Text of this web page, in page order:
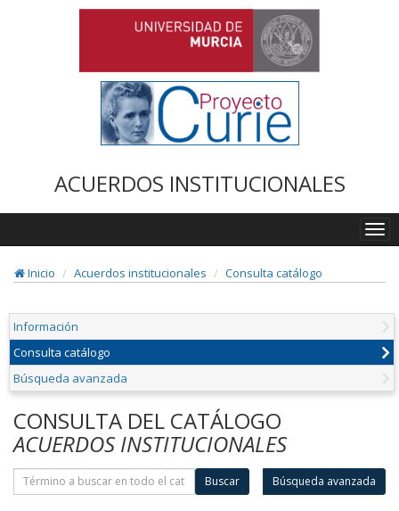
ACUERDOS INSTITUCIONALES
Inicio
Acuerdos institucionales Consulta catálogo
Información
Consulta catálogo
Búsqueda avanzada
CONSULTA DEL CATÁLOGO
ACUERDOS INSTITUCIONALES
Buscar Búsqueda avanzada